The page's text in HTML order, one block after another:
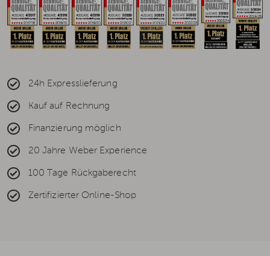
24h Expresslieferung
Kauf auf Rechnung
Finanzierung möglich
20 Jahre Weber Experience
100 Tage Rückgaberecht
Zertifizierter Online-Shop